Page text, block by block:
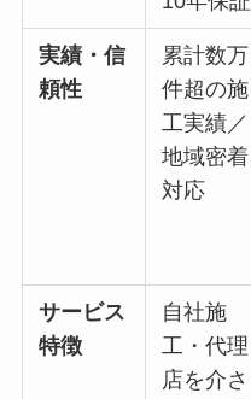
実績・信
頼性
累計数万
件超の施
工実績／
地域密着
対応
サービス
特徴
自社施
工・代理
店を介さ